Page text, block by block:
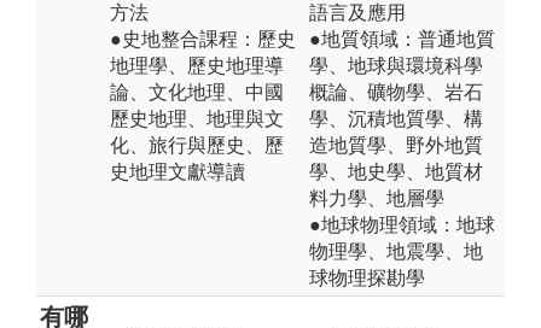
方法
●史地整合課程：歷史
地理學、歷史地理導
論、文化地理、中國
歷史地理、地理與文
化、旅行與歷史、歷
史地理文獻導讀
語言及應用
●地質領域：普通地質
學、地球與環境科學
概論、礦物學、岩石
學、沉積地質學、構
造地質學、野外地質
學、地史學、地質材
料力學、地層學
●地球物理領域：地球
物理學、地震學、地
球物理探勘學
有哪